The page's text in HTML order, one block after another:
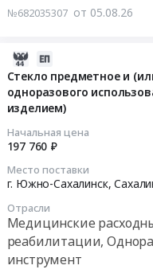
№682035307 от 05.08.26
Стекло предметное и
одноразового
изделием)
Начальная цена
197 760 ₽
Место поставки
г. Южно-Сахалинск,
Отрасли
Медицинские
реабилитации,
инструмент